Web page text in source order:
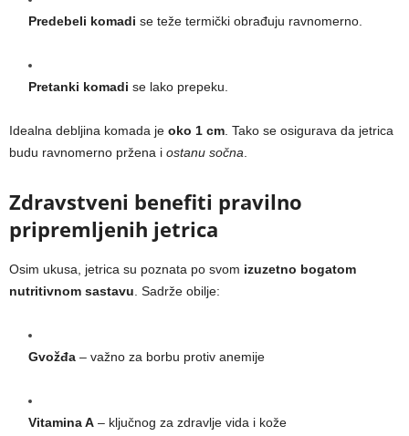
Predebeli komadi se teže termički obrađuju ravnomerno.
Pretanki komadi se lako prepeku.
Idealna debljina komada je oko 1 cm. Tako se osigurava da jetrica
budu ravnomerno pržena i ostanu sočna.
Zdravstveni benefiti pravilno
pripremljenih jetrica
Osim ukusa, jetrica su poznata po svom izuzetno bogatom
nutritivnom sastavu. Sadrže obilje:
Gvožđa – važno za borbu protiv anemije
Vitamina A – ključnog za zdravlje vida i kože